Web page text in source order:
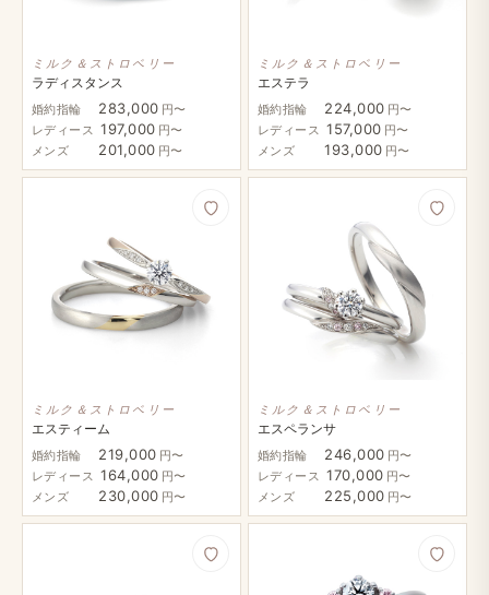
ミルク＆ストロベリー
ラディスタンス
婚約指輪
283,000 円〜
レディース 197,000 円〜
メンズ
201,000 円〜
ミルク＆ストロベリー
エステラ
婚約指輪
224,000 円〜
レディース 157,000 円〜
メンズ
193,000 円〜
ミルク＆ストロベリー
エスティーム
婚約指輪
219,000 円〜
レディース 164,000 円〜
メンズ
230,000 円〜
ミルク＆ストロベリー
エスペランサ
婚約指輪
246,000 円〜
レディース 170,000 円〜
メンズ
225,000 円〜